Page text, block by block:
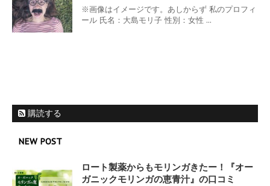
※画像はイメージです。あしからず 私のプロフィ
ール 氏名：大島モリ子 性別：女性 ...
購読する
NEW POST
ロート製薬からもモリンガきたー！『オー
ガニックモリンガの恵青汁』の口コミ